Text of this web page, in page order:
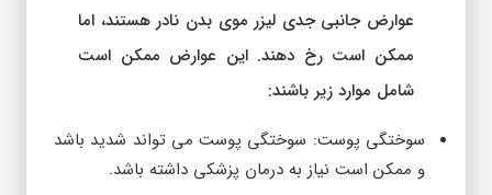
عوارض جانبی جدی لیزر موی بدن نادر هستند، اما
ممکن است رخ دهند. این عوارض ممکن است
شامل موارد زیر باشند:
سوختگی پوست: سوختگی پوست می تواند شدید باشد
و ممکن است نیاز به درمان پزشکی داشته باشد.